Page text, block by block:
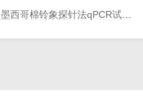
墨西哥棉铃象探针法qPCR试剂盒（不含内参）